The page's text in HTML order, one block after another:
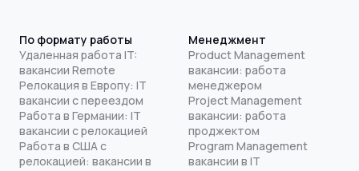
По формату работы
Удаленная работа IT:
вакансии Remote
Релокация в Европу: IT
вакансии с переездом
Работа в Германии: IT
вакансии с релокацией
Работа в США с
релокацией: вакансии в
Менеджмент
Product Management
вакансии: работа
менеджером
Project Management
вакансии: работа
проджектом
Program Management
вакансии в IT